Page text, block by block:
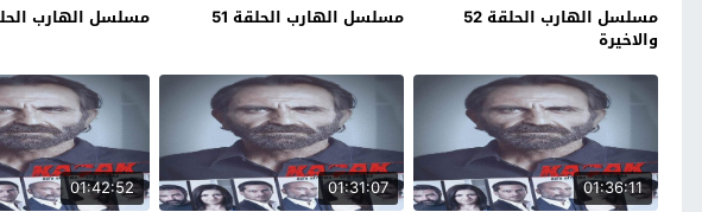
مسلسل الهارب الحلقة 52
والاخيرة
مسلسل الهارب الحلقة 51
مسلسل الهارب
01:36:11
01:31:07
01:42:52